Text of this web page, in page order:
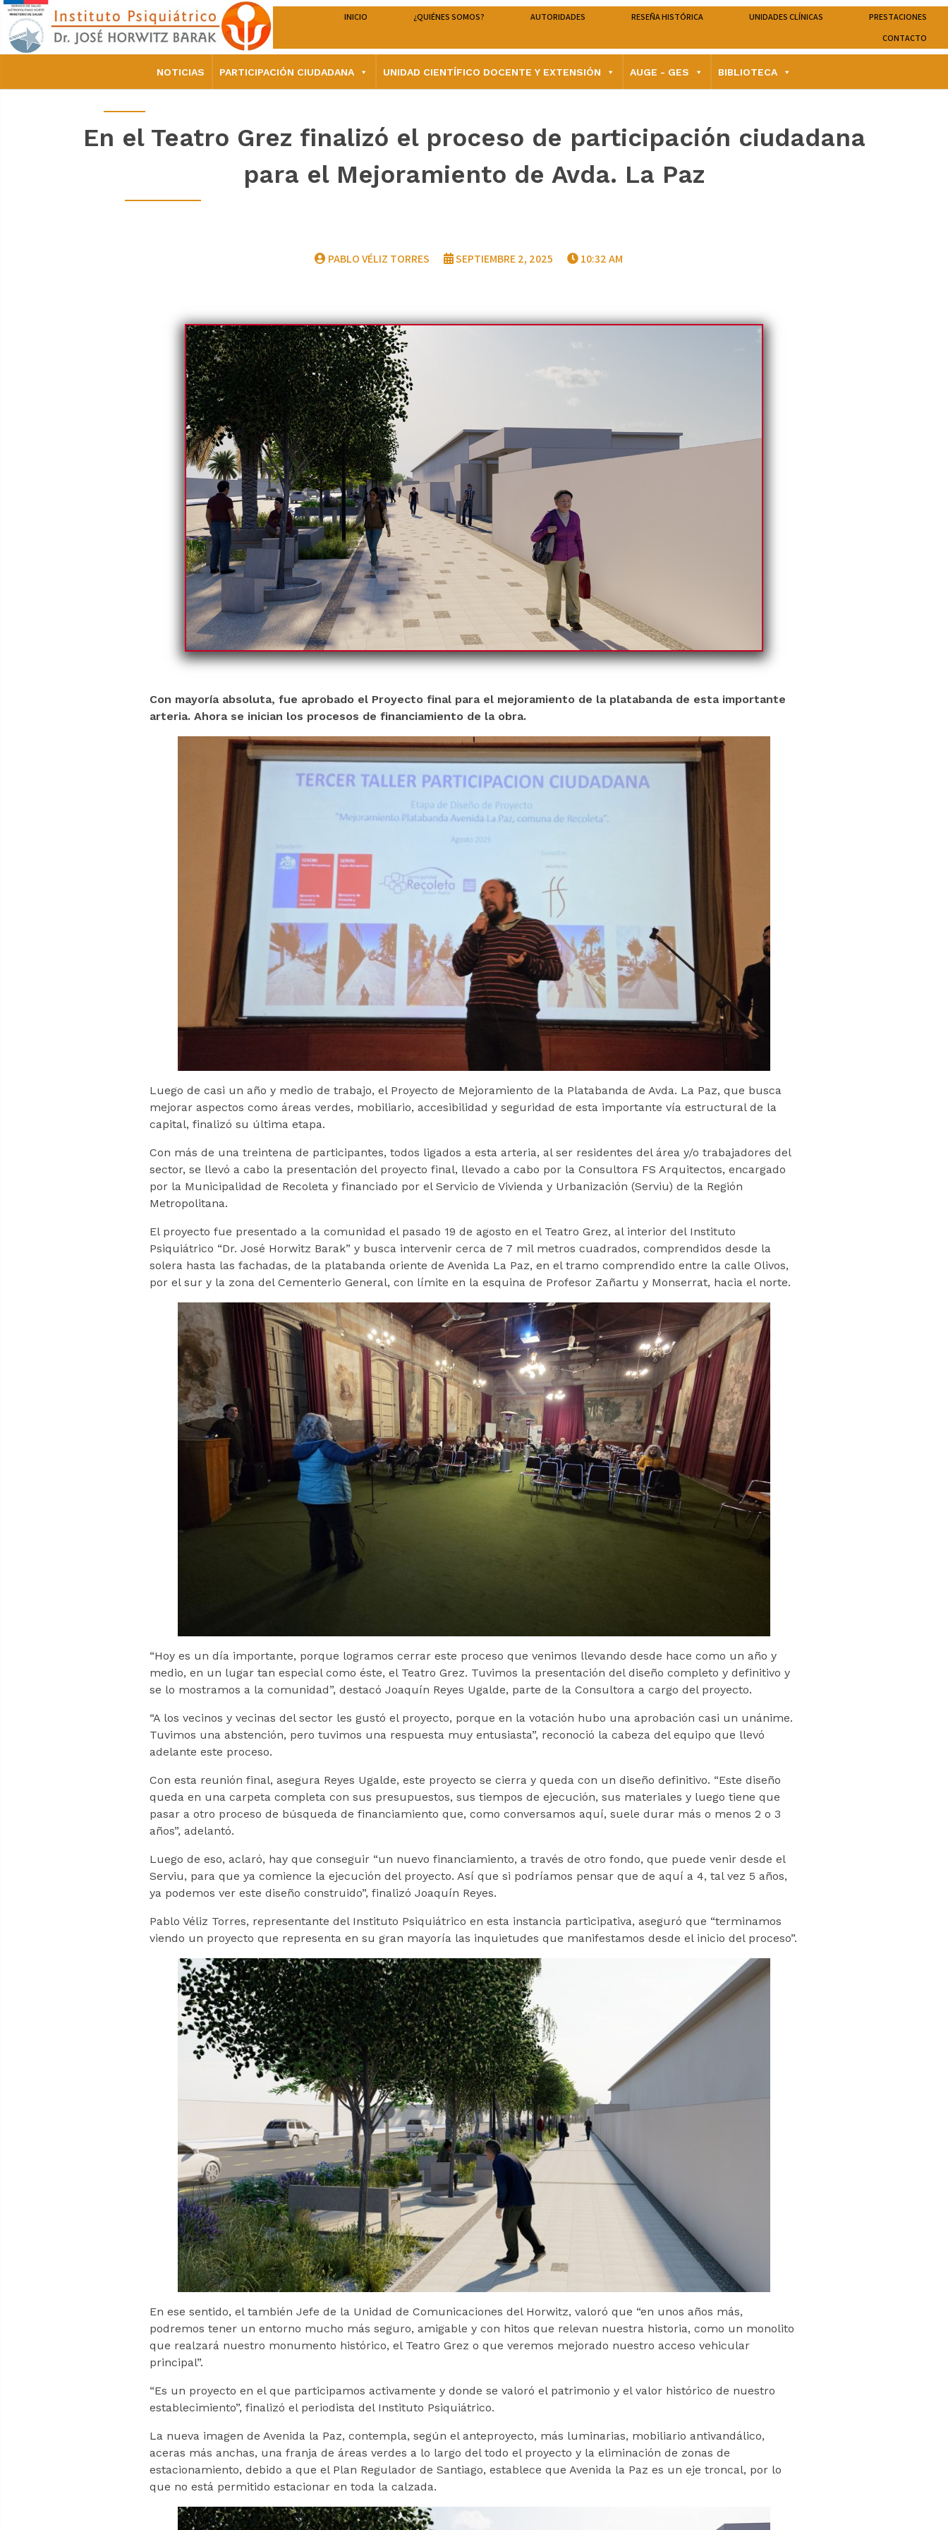
INICIO ¿QUIÉNES SOMOS? AUTORIDADES RESEÑA HISTÓRICA UNIDADES CLÍNICAS
PRESTACIONES
CONTACTO
NOTICIAS PARTICIPACIÓN CIUDADANA UNIDAD CIENTÍFICO DOCENTE Y EXTENSIÓN AUGE - GES BIBLIOTECA
En el Teatro Grez finalizó el proceso de participación ciudadana
para el Mejoramiento de Avda. La Paz
PABLO VÉLIZ TORRES SEPTIEMBRE 2, 2025 10:32 AM
Con mayoría absoluta, fue aprobado el Proyecto final para el mejoramiento de la platabanda de esta importante
arteria. Ahora se inician los procesos de financiamiento de la obra.
Luego de casi un año y medio de trabajo, el Proyecto de Mejoramiento de la Platabanda de Avda. La Paz, que busca
mejorar aspectos como áreas verdes, mobiliario, accesibilidad y seguridad de esta importante vía estructural de la
capital, finalizó su última etapa.
Con más de una treintena de participantes, todos ligados a esta arteria, al ser residentes del área y/o trabajadores del
sector, se llevó a cabo la presentación del proyecto final, llevado a cabo por la Consultora FS Arquitectos, encargado
por la Municipalidad de Recoleta y financiado por el Servicio de Vivienda y Urbanización (Serviu) de la Región
Metropolitana.
El proyecto fue presentado a la comunidad el pasado 19 de agosto en el Teatro Grez, al interior del Instituto
Psiquiátrico “Dr. José Horwitz Barak” y busca intervenir cerca de 7 mil metros cuadrados, comprendidos desde la
solera hasta las fachadas, de la platabanda oriente de Avenida La Paz, en el tramo comprendido entre la calle Olivos,
por el sur y la zona del Cementerio General, con límite en la esquina de Profesor Zañartu y Monserrat, hacia el norte.
“Hoy es un día importante, porque logramos cerrar este proceso que venimos llevando desde hace como un año y
medio, en un lugar tan especial como éste, el Teatro Grez. Tuvimos la presentación del diseño completo y definitivo y
se lo mostramos a la comunidad”, destacó Joaquín Reyes Ugalde, parte de la Consultora a cargo del proyecto.
“A los vecinos y vecinas del sector les gustó el proyecto, porque en la votación hubo una aprobación casi un unánime.
Tuvimos una abstención, pero tuvimos una respuesta muy entusiasta”, reconoció la cabeza del equipo que llevó
adelante este proceso.
Con esta reunión final, asegura Reyes Ugalde, este proyecto se cierra y queda con un diseño definitivo. “Este diseño
queda en una carpeta completa con sus presupuestos, sus tiempos de ejecución, sus materiales y luego tiene que
pasar a otro proceso de búsqueda de financiamiento que, como conversamos aquí, suele durar más o menos 2 o 3
años”, adelantó.
Luego de eso, aclaró, hay que conseguir “un nuevo financiamiento, a través de otro fondo, que puede venir desde el
Serviu, para que ya comience la ejecución del proyecto. Así que si podríamos pensar que de aquí a 4, tal vez 5 años,
ya podemos ver este diseño construido”, finalizó Joaquín Reyes.
Pablo Véliz Torres, representante del Instituto Psiquiátrico en esta instancia participativa, aseguró que “terminamos
viendo un proyecto que representa en su gran mayoría las inquietudes que manifestamos desde el inicio del proceso”.
En ese sentido, el también Jefe de la Unidad de Comunicaciones del Horwitz, valoró que “en unos años más,
podremos tener un entorno mucho más seguro, amigable y con hitos que relevan nuestra historia, como un monolito
que realzará nuestro monumento histórico, el Teatro Grez o que veremos mejorado nuestro acceso vehicular
principal”.
“Es un proyecto en el que participamos activamente y donde se valoró el patrimonio y el valor histórico de nuestro
establecimiento”, finalizó el periodista del Instituto Psiquiátrico.
La nueva imagen de Avenida la Paz, contempla, según el anteproyecto, más luminarias, mobiliario antivandálico,
aceras más anchas, una franja de áreas verdes a lo largo del todo el proyecto y la eliminación de zonas de
estacionamiento, debido a que el Plan Regulador de Santiago, establece que Avenida la Paz es un eje troncal, por lo
que no está permitido estacionar en toda la calzada.